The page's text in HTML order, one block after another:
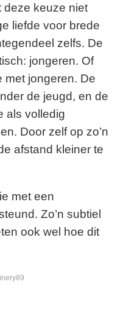
deze keuze niet
liefde voor brede
zelfs. De
jongeren. Of
met jongeren. De
de jeugd, en de
als volledig
Door zelf op zo’n
afstand kleiner te
met een
Zo’n subtiel
ook wel hoe dit